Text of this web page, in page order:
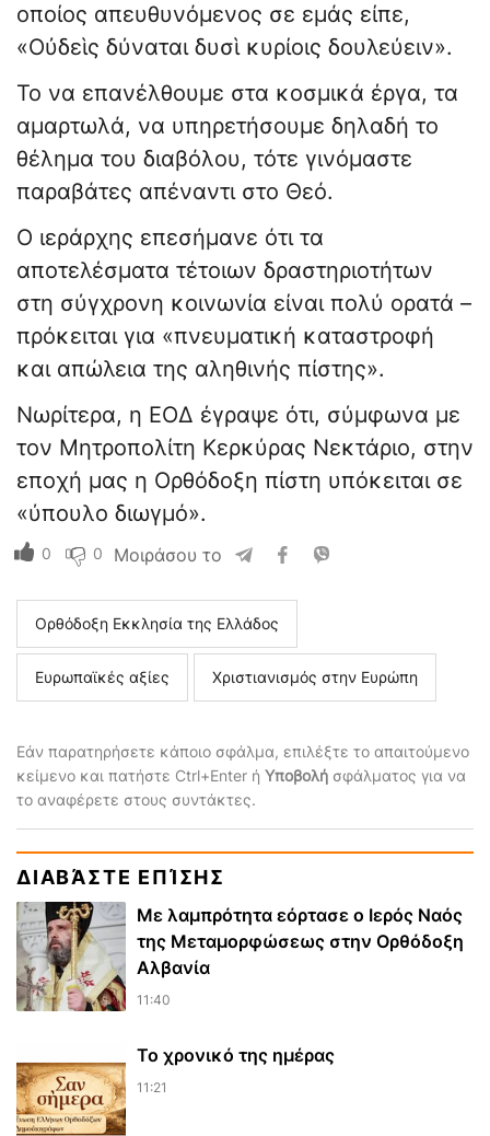
οποίος απευθυνόμενος σε εμάς είπε,
«Οὐδεὶς δύναται δυσὶ κυρίοις δουλεύειν».
Το να επανέλθουμε στα κοσμικά έργα, τα
αμαρτωλά, να υπηρετήσουμε δηλαδή το
θέλημα του διαβόλου, τότε γινόμαστε
παραβάτες απέναντι στο Θεό.
Ο ιεράρχης επεσήμανε ότι τα
αποτελέσματα τέτοιων δραστηριοτήτων
στη σύγχρονη κοινωνία είναι πολύ ορατά –
πρόκειται για «πνευματική καταστροφή
και απώλεια της αληθινής πίστης».
Νωρίτερα, η ΕΟΔ έγραψε ότι, σύμφωνα με
τον Μητροπολίτη Κερκύρας Νεκτάριο, στην
εποχή μας η Ορθόδοξη πίστη υπόκειται σε
«ύπουλο διωγμό».
0 0 Μοιράσου το
Ορθόδοξη Εκκλησία της Ελλάδος
Ευρωπαϊκές αξίες Χριστιανισμός στην Ευρώπη
Εάν παρατηρήσετε κάποιο σφάλμα, επιλέξτε το απαιτούμενο
κείμενο και πατήστε Ctrl+Enter ή Υποβολή σφάλματος για να
το αναφέρετε στους συντάκτες.
ΔΙΑΒΆΣΤΕ ΕΠΊΣΗΣ
Με λαμπρότητα εόρτασε ο Ιερός Ναός
της Μεταμορφώσεως στην Ορθόδοξη
Αλβανία
11:40
Το χρονικό της ημέρας
11:21